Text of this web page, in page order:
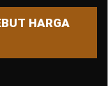
HARGA